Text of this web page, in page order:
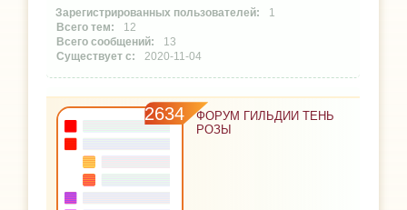
1
12
13
2020-11-04
2634
ФОРУМ ГИЛЬДИИ ТЕНЬ
РОЗЫ